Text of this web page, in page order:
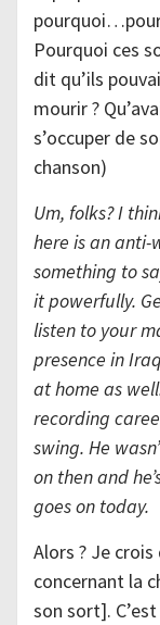
Pourquoi ces
dit qu’ils
mourir ?
s’occuper de
chanson)
Um, folks? I
here is an anti-
something to
it powerfully.
listen to your
presence in
at home as
recording
swing. He
on then and
goes on today.
Alors ? Je crois
concernant la
son sort].